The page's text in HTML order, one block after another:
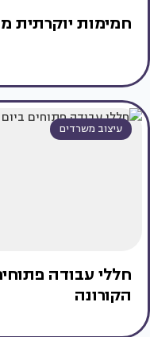
חמימות יוקרתית
עיצוב משרדים
חללי עבודה
הקורונה